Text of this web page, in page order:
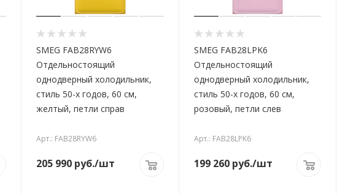
SMEG FAB28RYW6
Отдельностоящий
однодверный холодильник,
стиль 50-х годов, 60 см,
желтый, петли справ
Арт.: FAB28RYW6
205 990 руб./шт
SMEG FAB28LPK6
Отдельностоящий
однодверный холодильник,
стиль 50-х годов, 60 см,
розовый, петли слев
Арт.: FAB28LPK6
199 260руб./шт